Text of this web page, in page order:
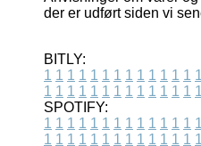
der er udført siden vi
BITLY:
1 1 1 1 1 1 1 1 1 1 1 1 1 1
1 1 1 1 1 1 1 1 1 1 1 1 1 1
SPOTIFY:
1 1 1 1 1 1 1 1 1 1 1 1 1 1
1 1 1 1 1 1 1 1 1 1 1 1 1 1